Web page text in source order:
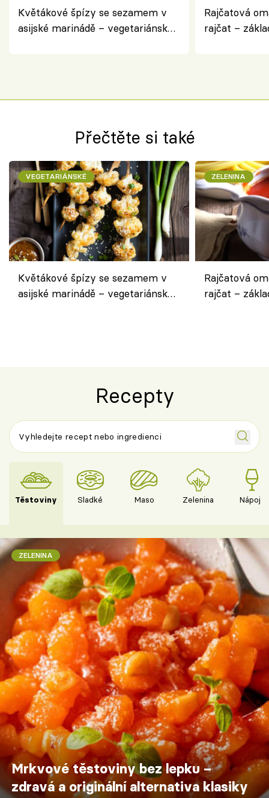
Květákové špízy se sezamem v
asijské marinádě – vegetariánská
Rajčatová
rajčat –
Přečtěte si také
VEGETARIÁNSKÉ
Květákové špízy se sezamem v
asijské marinádě – vegetariánská
ZELENINA
Rajčatová
rajčat –
Recepty
Těstoviny Sladké Maso Zelenina Nápoje
ZELENINA
Mrkvové těstoviny bez lepku –
zdravá a originální alternativa klasiky